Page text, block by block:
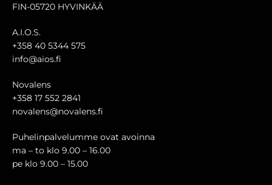
FIN-05720 HYVINKÄÄ
A.I.O.S.
+358 40 5344 575
info@aios.fi
Novalens
+358 17 552 2841
novalens@novalens.fi
Puhelinpalvelumme ovat avoinna
ma – to klo 9.00 – 16.00
pe klo 9.00 – 15.00